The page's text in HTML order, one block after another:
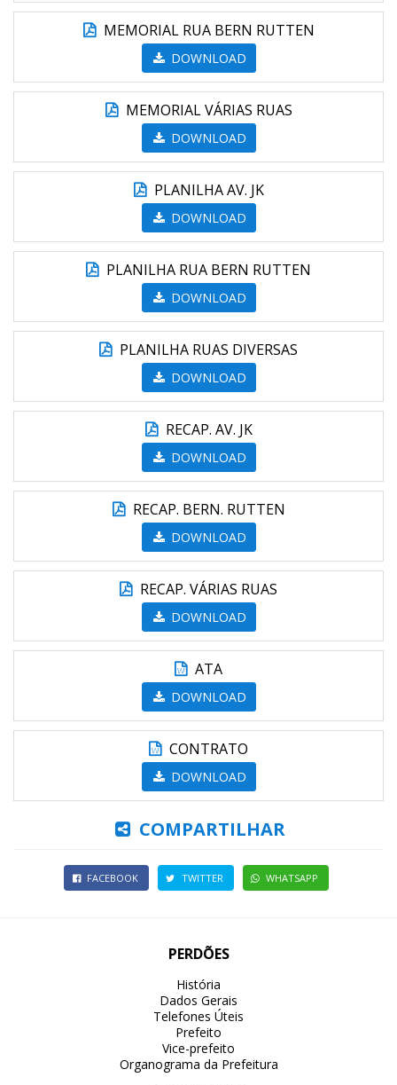
MEMORIAL RUA BERN RUTTEN
DOWNLOAD
MEMORIAL VÁRIAS RUAS
DOWNLOAD
PLANILHA AV. JK
DOWNLOAD
PLANILHA RUA BERN RUTTEN
DOWNLOAD
PLANILHA RUAS DIVERSAS
DOWNLOAD
RECAP. AV. JK
DOWNLOAD
RECAP. BERN. RUTTEN
DOWNLOAD
RECAP. VÁRIAS RUAS
DOWNLOAD
ATA
DOWNLOAD
CONTRATO
DOWNLOAD
COMPARTILHAR
FACEBOOK TWITTER WHATSAPP
PERDÕES
História
Dados Gerais
Telefones Úteis
Prefeito
Vice-prefeito
Organograma da Prefeitura